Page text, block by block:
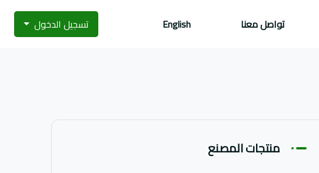
تواصل معنا English تسجيل الدخول
منتجات المصنع